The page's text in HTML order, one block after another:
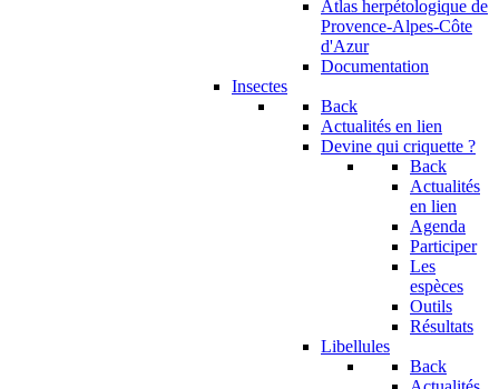
Atlas herpétologique de
Provence-Alpes-Côte
d'Azur
Documentation
Insectes
Back
Actualités en lien
Devine qui criquette ?
Back
Actualités
en lien
Agenda
Participer
Les
espèces
Outils
Résultats
Libellules
Back